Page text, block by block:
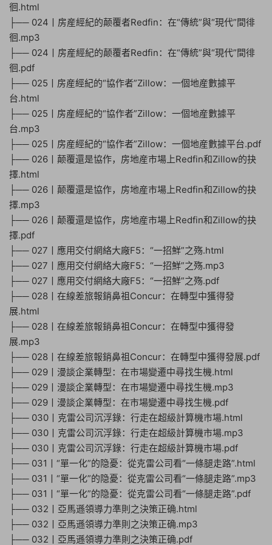
徊.html
├── 024丨房産經紀的颠覆者Redfin：在“傳統”與“現代”間徘
徊.mp3
├── 024丨房産經紀的颠覆者Redfin：在“傳統”與“現代”間徘
徊.pdf
├── 025丨房産經紀的“協作者”Zillow：一個地産數據平
台.html
├── 025丨房産經紀的“協作者”Zillow：一個地産數據平
台.mp3
├── 025丨房産經紀的“協作者”Zillow：一個地産數據平台.pdf
├── 026丨颠覆還是協作，房地産市場上Redfin和Zillow的抉
擇.html
├── 026丨颠覆還是協作，房地産市場上Redfin和Zillow的抉
擇.mp3
├── 026丨颠覆還是協作，房地産市場上Redfin和Zillow的抉
擇.pdf
├── 027丨應用交付網絡大廠F5：“一招鮮”之殇.html
├── 027丨應用交付網絡大廠F5：“一招鮮”之殇.mp3
├── 027丨應用交付網絡大廠F5：“一招鮮”之殇.pdf
├── 028丨在線差旅報銷鼻祖Concur：在轉型中獲得發
展.html
├── 028丨在線差旅報銷鼻祖Concur：在轉型中獲得發
展.mp3
├── 028丨在線差旅報銷鼻祖Concur：在轉型中獲得發展.pdf
├── 029丨漫談企業轉型：在市場變遷中尋找生機.html
├── 029丨漫談企業轉型：在市場變遷中尋找生機.mp3
├── 029丨漫談企業轉型：在市場變遷中尋找生機.pdf
├── 030丨克雷公司沉浮錄：行走在超級計算機市場.html
├── 030丨克雷公司沉浮錄：行走在超級計算機市場.mp3
├── 030丨克雷公司沉浮錄：行走在超級計算機市場.pdf
├── 031丨“單一化”的隐憂：從克雷公司看“一條腿走路”.html
├── 031丨“單一化”的隐憂：從克雷公司看“一條腿走路”.mp3
├── 031丨“單一化”的隐憂：從克雷公司看“一條腿走路”.pdf
├── 032丨亞馬遜領導力準則之決策正确.html
├── 032丨亞馬遜領導力準則之決策正确.mp3
├── 032丨亞馬遜領導力準則之決策正确.pdf